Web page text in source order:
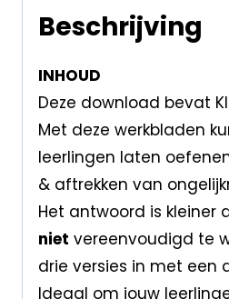
Beschrijving
INHOUD
Deze download bevat
Met deze werkbladen
leerlingen laten
& aftrekken van
Het antwoord is kleiner
niet vereenvoudigd te
drie versies in met een
Ideaal om jouw